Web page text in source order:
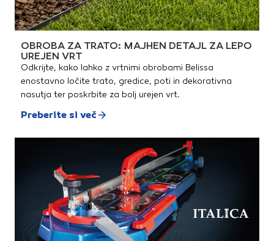
OBROBA ZA TRATO: MAJHEN DETAJL ZA LEPO
UREJEN VRT
Odkrijte, kako lahko z vrtnimi obrobami Belissa
enostavno ločite trato, gredice, poti in dekorativna
nasutja ter poskrbite za bolj urejen vrt.
Preberite si več